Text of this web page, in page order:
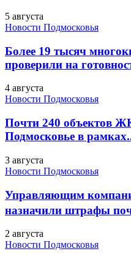
5 августа
Новости Подмосковья
Более 19 тысяч
проверили на
4 августа
Новости Подмосковья
Почти 240 объектов
Подмосковье в
3 августа
Новости Подмосковья
Управляющим
назначили штрафы
2 августа
Новости Подмосковья